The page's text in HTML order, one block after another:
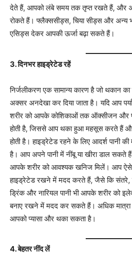
देते हैं, आपको लंबे समय तक तृप्त रखते हैं, और
रोकते हैं। फ्लैक्ससीड्स, चिया सीड्स और अन्य
एसिड्स देकर आपकी ऊर्जा बढ़ा सकते हैं।
3. दिनभर हाइड्रेटेड रहें
निर्जलीकरण एक सामान्य कारण है जो थकान
अक्सर अनदेखा कर दिया जाता है। यदि आप
शरीर को आपके कोशिकाओं तक ऑक्सीजन और
होती है, जिससे आप थका हुआ महसूस करते हैं
होती है। हाइड्रेटेड रहने के लिए आदर्श पानी
है। आप अपने पानी में नींबू या खीरा डाल सकते हैं
आपके शरीर को आवश्यक खनिज मिलें। आप ऐसे
हाइड्रेटेड रखने में मदद करते हैं, जैसे कि संतरे,
ड्रिंक और नारियल पानी भी आपके शरीर को
बनाए रखने में मदद कर सकते हैं। अधिक मात्रा
आपको प्यासा और थका सकता है।
4. बेहतर नींद लें